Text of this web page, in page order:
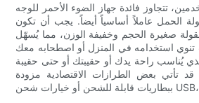
تتجاوز فائدة جهاز الضوء الأحمر للوجه
الحمل عاملاً أساسياً أيضاً. يجب أن تكون
صغيرة الحجم وخفيفة الوزن، مما يُسهّل
تنوي استخدامه في المنزل أو اصطحابه معك
الذي يُناسب راحة يدك أو حقيبتك أو حتى حقيبة
تأتي بعض الطرازات الاقتصادية مزودة